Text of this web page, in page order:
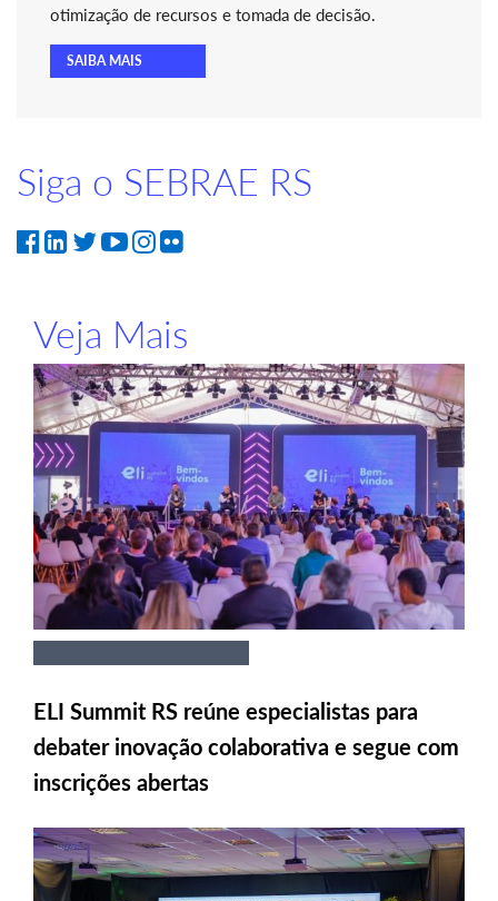
otimização de recursos e tomada de decisão.
SAIBA MAIS
Siga o SEBRAE RS
Veja Mais
ELI Summit RS reúne especialistas para
debater inovação colaborativa e segue com
inscrições abertas